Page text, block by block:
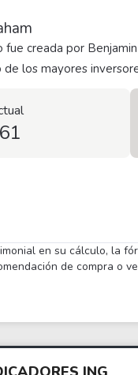
creada por
de los mayores
en su cálculo, la
de compra o